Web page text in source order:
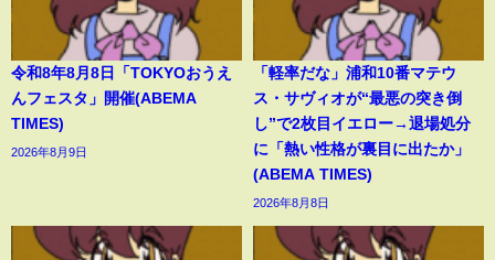
令和8年8月8日「TOKYOおうえ
んフェスタ」開催(ABEMA
TIMES)
2026年8月9日
「軽率だな」浦和10番マテウ
ス・サヴィオが“最悪の突き倒
し”で2枚目イエロー→退場処分
に「熱い性格が裏目に出たか」
(ABEMA TIMES)
2026年8月8日